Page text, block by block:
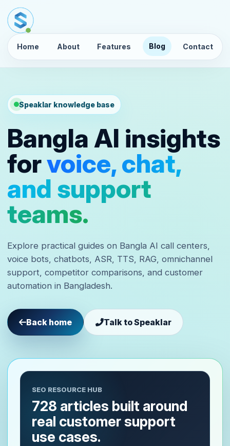
Home About Features Blog Contact
Speaklar knowledge base
Bangla AI insights
forvoice, chat,
and support
teams.
Explore practical guides on Bangla AI call centers,
voice bots, chatbots, ASR, TTS, RAG, omnichannel
support, competitor comparisons, and customer
automation in Bangladesh.
Back home Talk to Speaklar
SEO RESOURCE HUB
728 articles built around
real customer support
use cases.